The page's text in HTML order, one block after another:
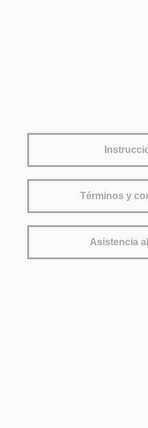
Términos y
Asistencia